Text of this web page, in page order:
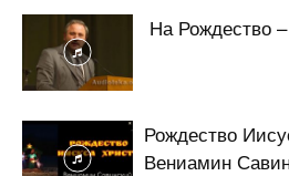
На Рождество
Рождество
Вениамин